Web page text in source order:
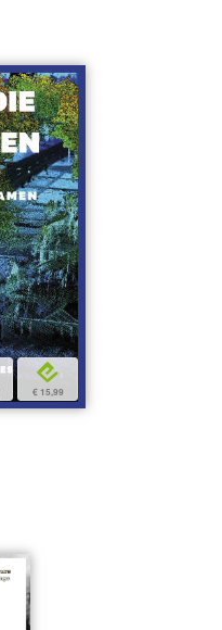
e
€ 15,99